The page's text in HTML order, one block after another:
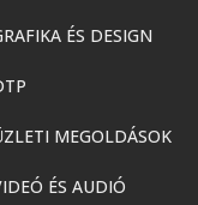
ÉS DESIGN
MEGOLDÁSOK
ÉS AUDIÓ